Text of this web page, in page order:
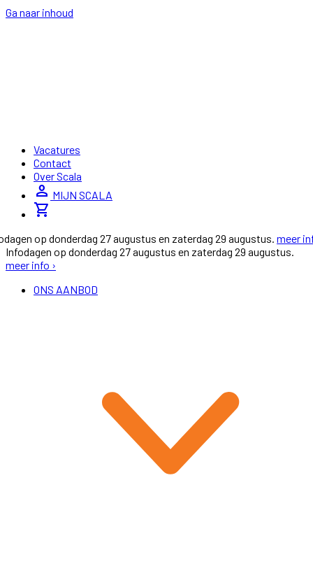
Ga naar inhoud
Vacatures
Contact
Over Scala
person MIJN SCALA
shopping_cart
op donderdag 27 augustus en zaterdag 29 augustus. meer
Infodagen op donderdag 27 augustus en zaterdag 29 augustus.
meer info ›
ONS AANBOD